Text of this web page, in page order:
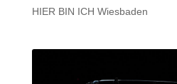
HIER BIN ICH Wiesbaden